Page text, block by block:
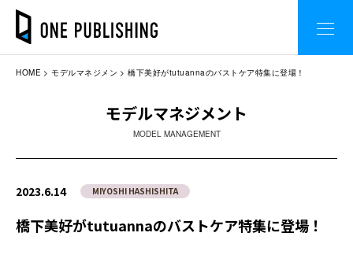
HOME モデルマネジメン 橋下美好がtutuannaのバストケア特集に登場！
モデルマネジメント
MODEL MANAGEMENT
2023.6.14 MIYOSHI HASHISHITA
橋下美好がtutuannaのバストケア特集に登場！